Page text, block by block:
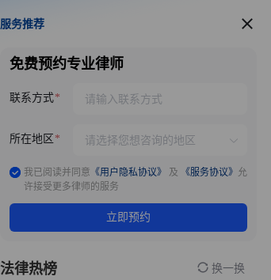
服务推荐
服务推荐
免费预约专业律师
联系方式
所在地区
我已阅读并同意 《用户隐私协议》 及 《服务协议》 允
许接受更多律师的服务
立即预约
法律热榜 换一换